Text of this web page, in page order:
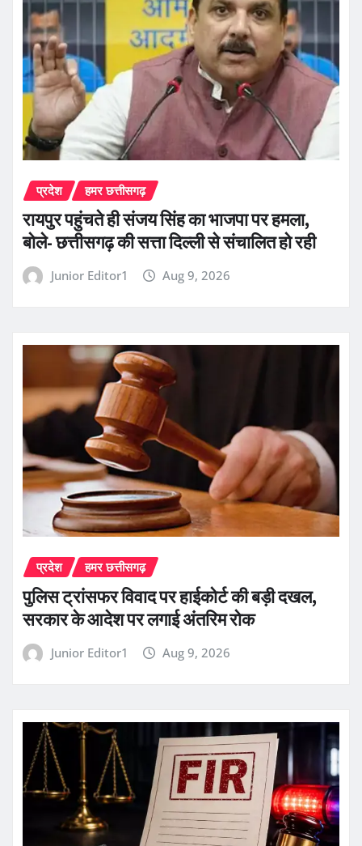
प्रदेश हमर छत्तीसगढ़
रायपुर पहुंचते ही संजय सिंह का भाजपा पर हमला,
बोले- छत्तीसगढ़ की सत्ता दिल्ली से संचालित हो रही
Junior Editor1 Aug 9, 2026
प्रदेश हमर छत्तीसगढ़
पुलिस ट्रांसफर विवाद पर हाईकोर्ट की बड़ी दखल,
सरकार के आदेश पर लगाई अंतरिम रोक
Junior Editor1 Aug 9, 2026